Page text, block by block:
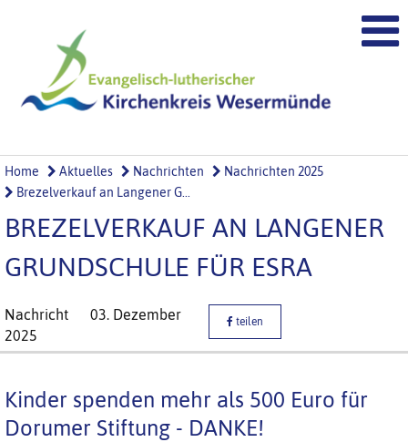
Home Aktuelles Nachrichten
Nachrichten 2025
Brezelverkauf an Langener G...
BREZELVERKAUF AN LANGENER
GRUNDSCHULE FÜR ESRA
Nachricht
03. Dezember
2025
teilen
Kinder spenden mehr als 500 Euro für
Dorumer Stiftung - DANKE!